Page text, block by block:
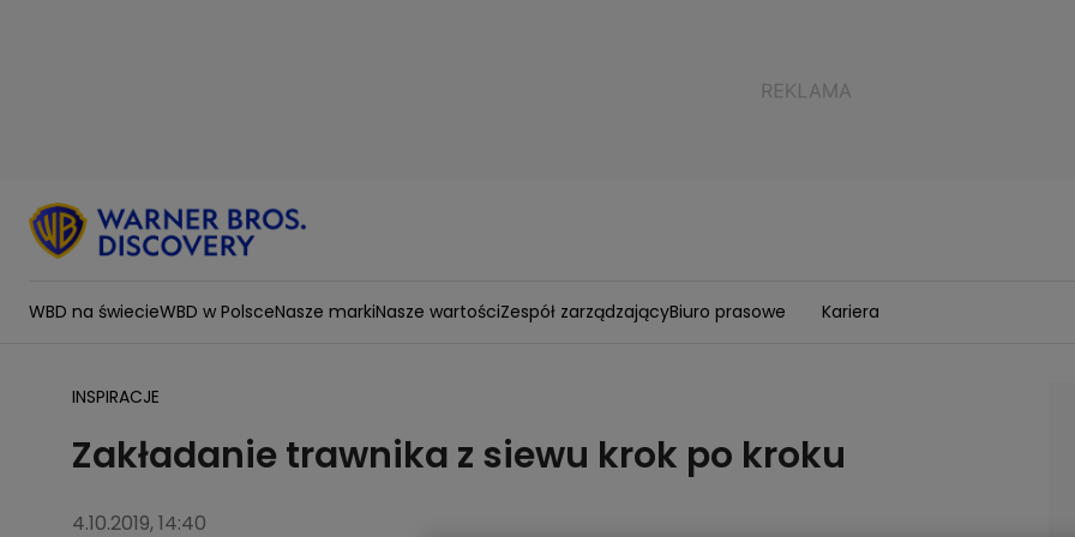
WBD na świecieWBD w PolsceNasze markiNasze wartościZespół zarządzającyBiuro prasowe Kariera
INSPIRACJE
Zakładanie trawnika z siewu krok po kroku
4.10.2019, 14:40